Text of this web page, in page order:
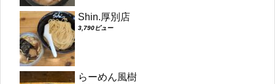
Shin.厚別店
3,790ビュー
らーめん風樹